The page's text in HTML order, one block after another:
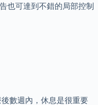
也可達到不錯的局部控制
數週內，休息是很重要